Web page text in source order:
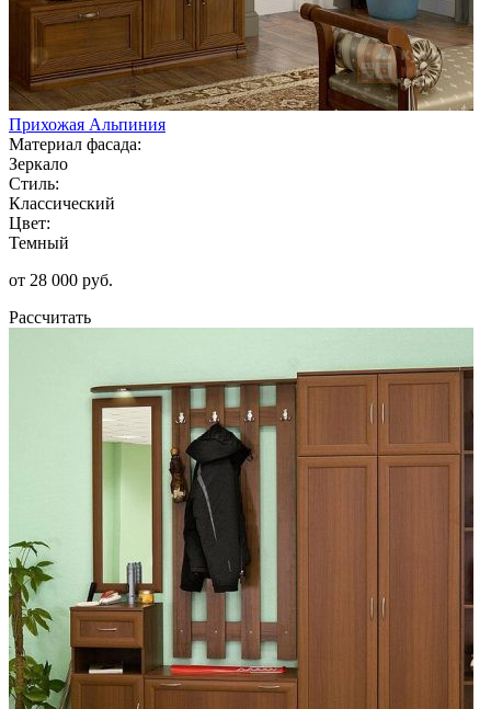
Прихожая Альпиния
Материал фасада:
Зеркало
Стиль:
Классический
Цвет:
Темный
от 28 000 руб.
Рассчитать